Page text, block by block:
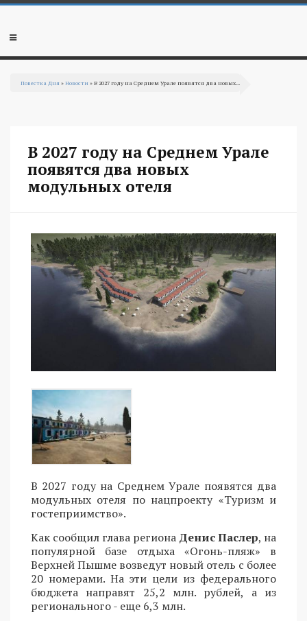
Перейти к основному содержанию
Мобильное
Повестка Дня »Новости » В 2027 году на Среднем Урале появятся два новых...
В 2027 году на Среднем Урале
появятся два новых
модульных отеля
В 2027 году на Среднем Урале появятся два
модульных отеля по нацпроекту «Туризм и
гостеприимство».
Как сообщил глава региона Денис Паслер, на
популярной базе отдыха «Огонь-пляж» в
Верхней Пышме возведут новый отель с более
20 номерами. На эти цели из федерального
бюджета направят 25,2 млн. рублей, а из
регионального - еще 6,3 млн.